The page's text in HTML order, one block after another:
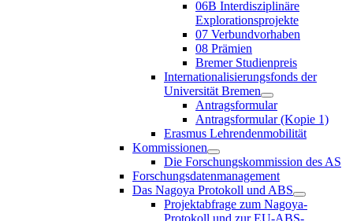
06B Interdisziplinäre
Explorationsprojekte
07 Verbundvorhaben
08 Prämien
Bremer Studienpreis
Internationalisierungsfonds der
Universität Bremen
Antragsformular
Antragsformular (Kopie 1)
Erasmus Lehrendenmobilität
Kommissionen
Die Forschungskommission des AS
Forschungsdatenmanagement
Das Nagoya Protokoll und ABS
Projektabfrage zum Nagoya-
Protokoll und zur EU-ABS-